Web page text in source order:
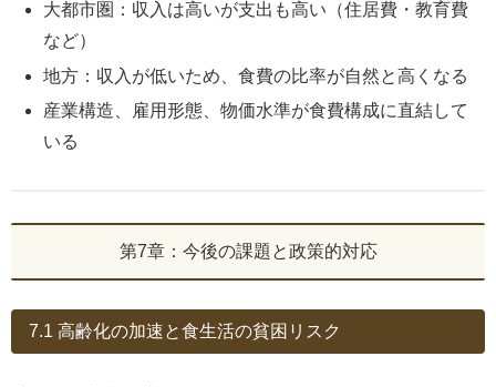
大都市圏：収入は高いが支出も高い（住居費・教育費
など）
地方：収入が低いため、食費の比率が自然と高くなる
産業構造、雇用形態、物価水準が食費構成に直結して
いる
第7章：今後の課題と政策的対応
7.1 高齢化の加速と食生活の貧困リスク